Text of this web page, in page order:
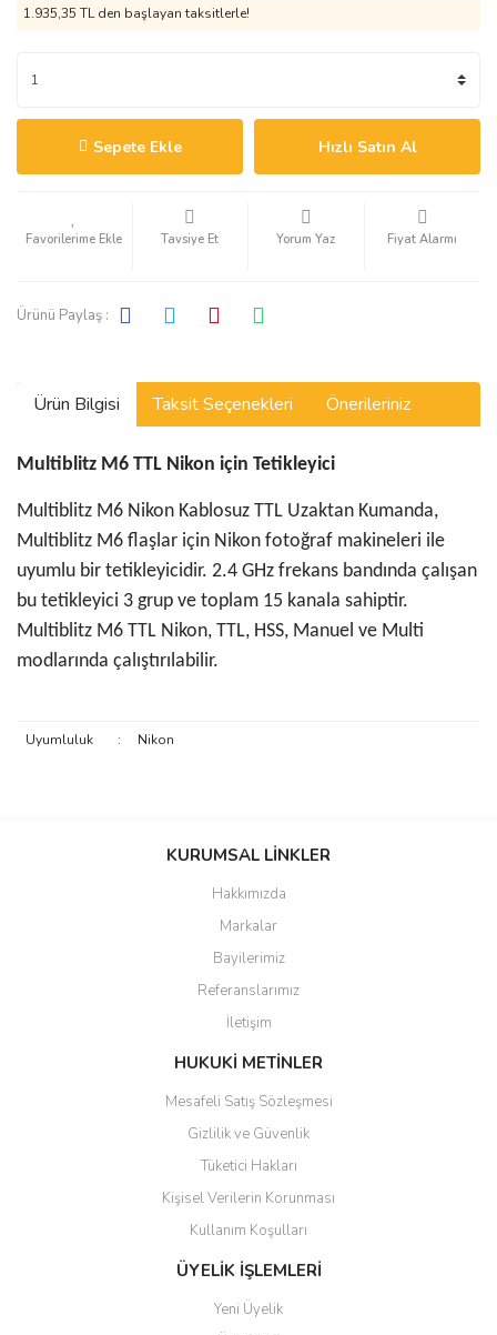
1.935,35 TL den başlayan taksitlerle!
Sepete Ekle Hızlı Satın Al
Tavsiye Et Yorum Yaz Fiyat Alarmı
Ürünü Paylaş :
Ürün Bilgisi Taksit Seçenekleri Önerileriniz
Multiblitz M6 TTL Nikon için Tetikleyici
Multiblitz M6 Nikon Kablosuz TTL Uzaktan Kumanda,
Multiblitz M6 flaşlar için Nikon fotoğraf makineleri ile
uyumlu bir tetikleyicidir. 2.4 GHz frekans bandında çalışan
bu tetikleyici 3 grup ve toplam 15 kanala sahiptir.
Multiblitz M6 TTL Nikon, TTL, HSS, Manuel ve Multi
modlarında çalıştırılabilir.
Uyumluluk : Nikon
tarafımıza iletebilirsiniz.
Ürün resmi kalitesiz, bozuk veya görüntülenemiyor.
Ürün açıklamasında eksik bilgiler bulunuyor.
Ürün bilgilerinde hatalar bulunuyor.
Ürün fiyatı diğer sitelerden daha pahalı.
Bu ürüne benzer farklı alternatifler olmalı.
Gönder
KURUMSAL LİNKLER
Hakkımızda
Markalar
Bayilerimiz
Referanslarımız
İletişim
HUKUKİ METİNLER
Mesafeli Satış Sözleşmesi
Gizlilik ve Güvenlik
Tüketici Hakları
Kişisel Verilerin Korunması
Kullanım Koşulları
ÜYELİK İŞLEMLERİ
Yeni Üyelik